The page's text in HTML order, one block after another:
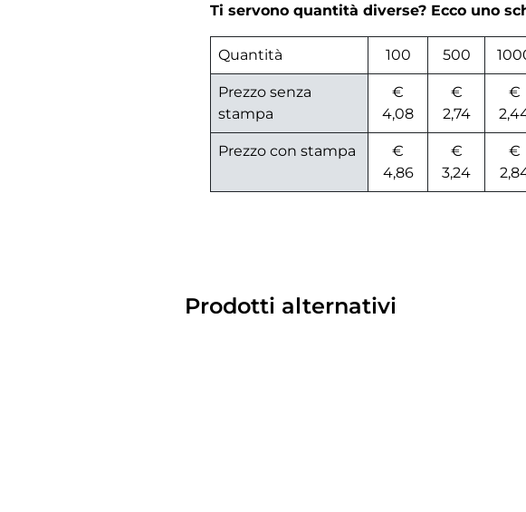
Ti servono quantità diverse? Ecco uno
Quantità 100 500
Prezzo senza
stampa
€
4,08
€
2,74
€
Prezzo con stampa
€
4,86
€
3,24
€
Prodotti alternativi